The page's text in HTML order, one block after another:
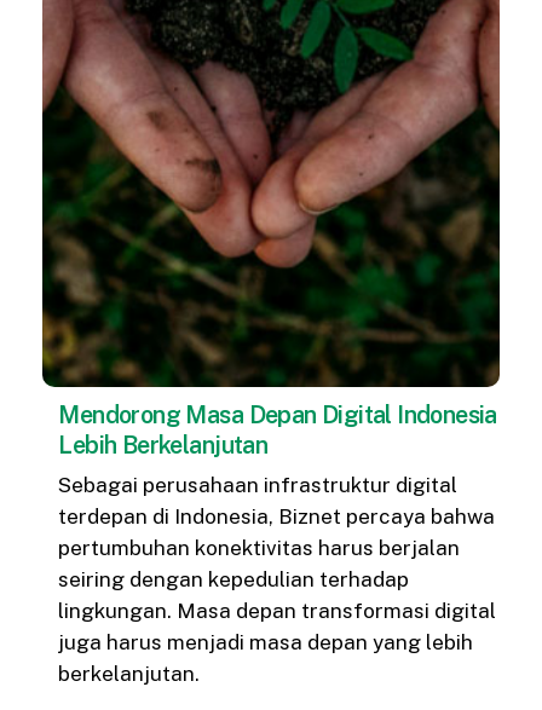
Mendorong Masa Depan Digital Indonesia
Lebih Berkelanjutan
Sebagai perusahaan infrastruktur digital
terdepan di Indonesia, Biznet percaya bahwa
pertumbuhan konektivitas harus berjalan
seiring dengan kepedulian terhadap
lingkungan. Masa depan transformasi digital
juga harus menjadi masa depan yang lebih
berkelanjutan.